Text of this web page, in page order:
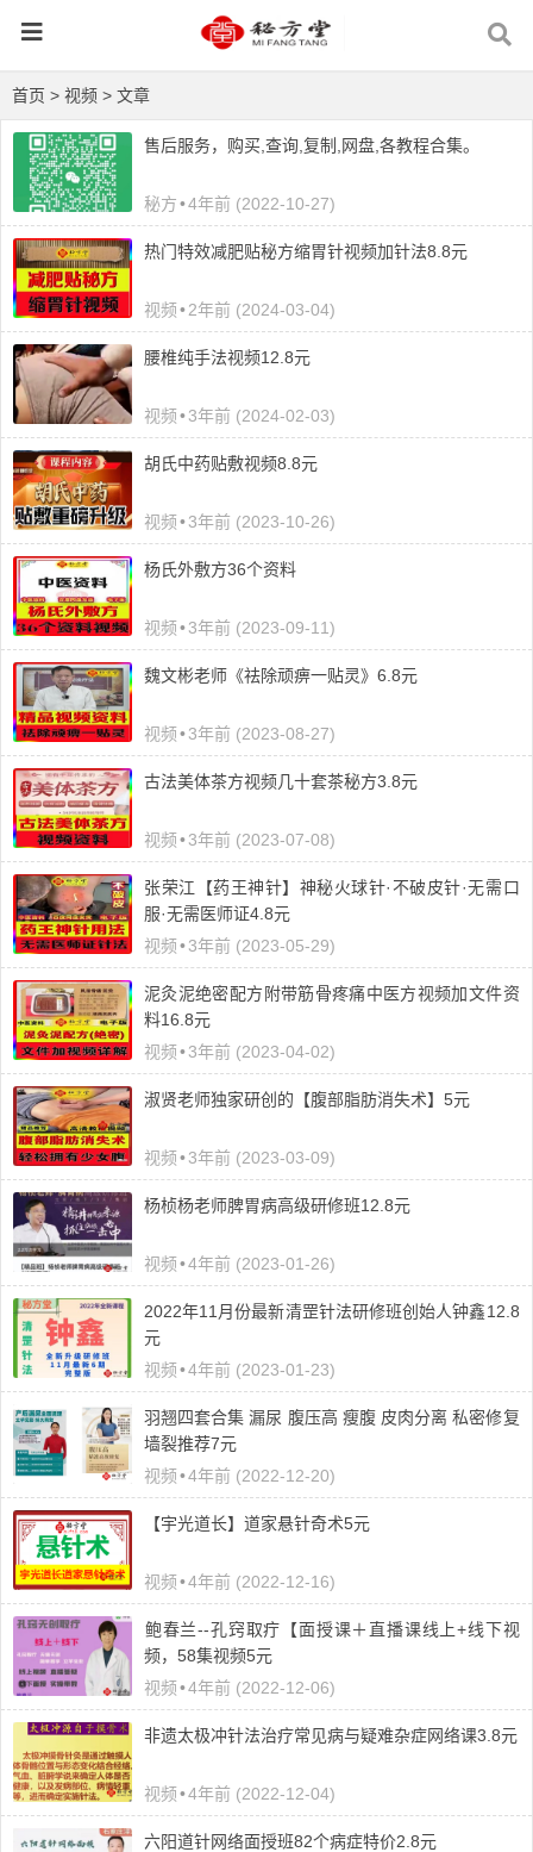
首页 > 视频 > 文章
售后服务，购买,查询,复制,网盘,各教程合集。
秘方•4年前 (2022-10-27)
热门特效减肥贴秘方缩胃针视频加针法8.8元
视频•2年前 (2024-03-04)
腰椎纯手法视频12.8元
视频•3年前 (2024-02-03)
胡氏中药贴敷视频8.8元
视频•3年前 (2023-10-26)
杨氏外敷方36个资料
视频•3年前 (2023-09-11)
魏文彬老师《祛除顽痹一贴灵》6.8元
视频•3年前 (2023-08-27)
古法美体茶方视频几十套茶秘方3.8元
视频•3年前 (2023-07-08)
张荣江【药王神针】神秘火球针·不破皮针·无需口
服·无需医师证4.8元
视频•3年前 (2023-05-29)
泥灸泥绝密配方附带筋骨疼痛中医方视频加文件资
料16.8元
视频•3年前 (2023-04-02)
​淑贤老师独家研创的【腹部脂肪消失术】5元
视频•3年前 (2023-03-09)
杨桢杨老师脾胃病高级研修班12.8元
视频•4年前 (2023-01-26)
2022年11月份最新清罡针法研修班创始人钟鑫12.8
元
视频•4年前 (2023-01-23)
羽翘四套合集 漏尿 腹压高 瘦腹 皮肉分离 私密修复
墙裂推荐7元
视频•4年前 (2022-12-20)
【宇光道长】道家悬针奇术5元
视频•4年前 (2022-12-16)
​鲍春兰--孔窍取疔【面授课＋直播课线上+线下视
频，58集视频5元
视频•4年前 (2022-12-06)
非遗太极冲针法治疗常见病与疑难杂症网络课3.8元
视频•4年前 (2022-12-04)
六阳道针网络面授班82个病症特价2.8元